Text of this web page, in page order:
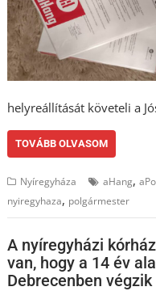
helyreállítását követeli a
TOVÁBB OLVASOM
Nyíregyháza aHang,
nyiregyhaza, polgármester
A nyíregyházi
van, hogy a 14 év
Debrecenben